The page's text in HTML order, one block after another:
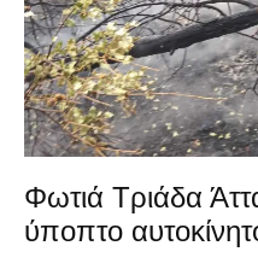
Φωτιά Τριάδα
ύποπτο